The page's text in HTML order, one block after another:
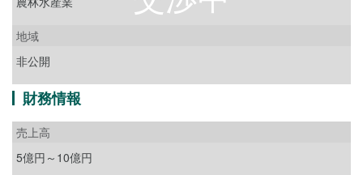
地域
非公開
財務情報
売上高
5億円～10億円